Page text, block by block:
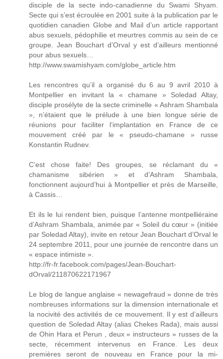
disciple de la secte indo-canadienne du Swami Shyam.
Secte qui s’est écroulée en 2001 suite à la publication par le
quotidien canadien Globe and Mail d’un article rapportant
abus sexuels, pédophilie et meurtres commis au sein de ce
groupe. Jean Bouchart d’Orval y est d’ailleurs mentionné
pour abus sexuels…
http://www.swamishyam.com/globe_article.htm
Les rencontres qu’il a organisé du 6 au 9 avril 2010 à
Montpellier en invitant la « chamane » Soledad Altay,
disciple prosélyte de la secte criminelle « Ashram Shambala
», n’étaient que le prélude à une bien longue série de
réunions pour faciliter l’implantation en France de ce
mouvement créé par le « pseudo-chamane » russe
Konstantin Rudnev.
C’est chose faite! Des groupes, se réclamant du «
chamanisme sibérien » et d’Ashram Shambala,
fonctionnent aujourd’hui à Montpellier et près de Marseille,
à Cassis…
Et ils le lui rendent bien, puisque l’antenne montpelliéraine
d’Ashram Shambala, animée par « Soleil du cœur » (initiée
par Soledad Altay), invite en retour Jean Bouchart d’Orval le
24 septembre 2011, pour une journée de rencontre dans un
« espace intimiste ».
http://fr-fr.facebook.com/pages/Jean-Bouchart-
dOrval/211870622171967
Le blog de langue anglaise « newagefraud » donne de très
nombreuses informations sur la dimension internationale et
la nocivité des activités de ce mouvement. Il y est d’ailleurs
question de Soledad Altay (alias Chekes Rada), mais aussi
de Ohin Hara et Perun , deux « instructeurs » russes de la
secte, récemment intervenus en France. Les deux
premières seront de nouveau en France pour la mi-